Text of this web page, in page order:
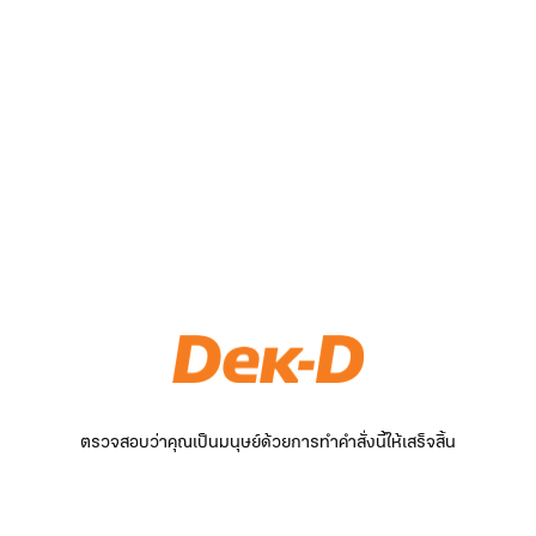
ตรวจสอบว่าคุณเป็นมนุษย์ด้วยการทำคำสั่งนี้ให้เสร็จสิ้น